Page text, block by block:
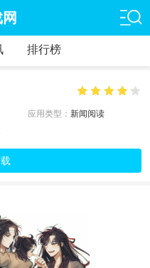
排行榜
应用类型： 新闻阅读